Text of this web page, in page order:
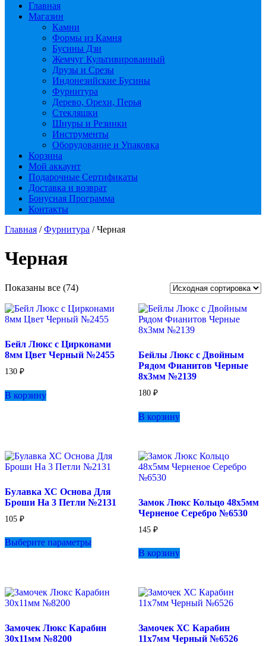
Главная
Магазин
Камни
Формы из Камня
Бусины Дзи
Жемчуг Культивированный
Друзы и Срезы
Индонезийские Бусины
Фурнитура
Дерево, Орехи, Перья
Стекляшки
Шнуры и Резинки
Инструменты
Оборудование и Упаковка
Корзина
Мой аккаунт
Подарочные Сертификаты
Доставка и возврат
Бонусная Программа
Контакты
Главная /Фурнитура / Черная
Черная
Показаны все (74)
Бейл Люкс с Цирконами
8мм Цвет Черный №2455
130 ₽
В корзину
Бейлы Люкс с Двойным
Рядом Фианитов Черные
8х3мм №2139
180 ₽
В корзину
Булавка ХС Основа Для
Броши На 3 Петли №2131
105 ₽
Выберите параметры
можно
странице
Замок Люкс Кольцо 48х5мм
Черненое Серебро №6530
145 ₽
В корзину
Замочек Люкс Карабин
30х11мм №8200
Замочек ХС Карабин
11х7мм Черный №6526